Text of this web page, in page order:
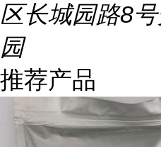
区长城园路8
园
推荐产品